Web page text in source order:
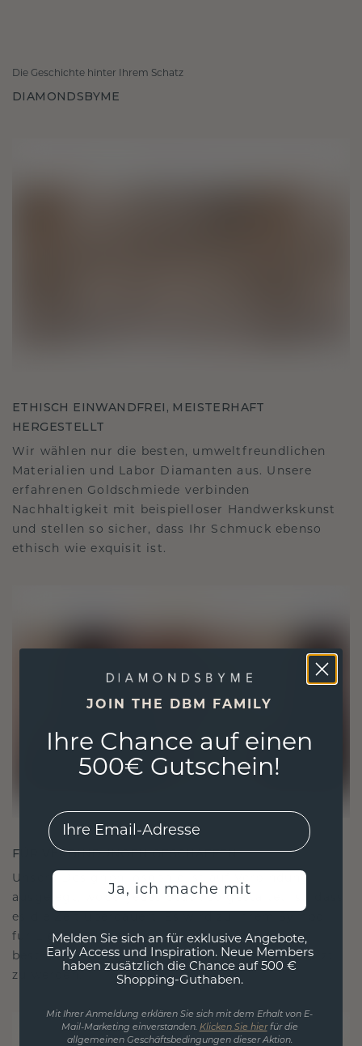
Die Geschichte hinter Ihrem Schatz
DIAMONDSBYME
ETHISCH EINWANDFREI, MEISTERHAFT
HERGESTELLT
Wir wählen nur die besten, umweltfreundlichen
Materialien und Labor Diamanten aus. Unsere
erfahrenen Goldschmiede verbinden
Nachhaltigkeit mit beispielloser Handwerkskunst
und stellen so sicher, dass Ihr Schmuck ebenso
ethisch wie exquisit ist.
FÜR VERBINDUNGEN GESCHAFFEN
Unsere Designphilosophie ist auf Verbindung
ausgelegt, wobei jedes Stück so gestaltet ist, dass
es die Zeit überdauert. Es wird zu Ihrem Symbol
für Liebe und wertvolle Momente, das dazu
bestimmt ist, für immer getragen und geschätzt
zu werden.
JOIN THE DBM FAMILY
Ihre Chance auf einen
500€ Gutschein!
EMail
Ja, ich mache mit
Melden Sie sich an für exklusive Angebote,
Early Access und Inspiration. Neue Members
haben zusätzlich die Chance auf 500 €
Shopping-Guthaben.
Mit Ihrer Anmeldung erklären Sie sich mit dem Erhalt von E-
Mail-Marketing einverstanden. Klicken Sie hierfür die
allgemeinen Geschäftsbedingungen dieser Aktion.